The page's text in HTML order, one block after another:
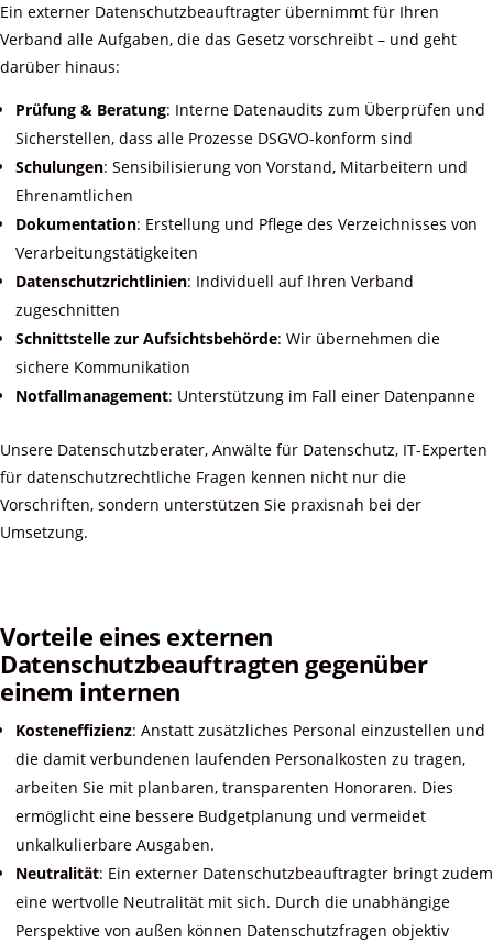
Ein externer Datenschutzbeauftragter übernimmt für Ihren
Verband alle Aufgaben, die das Gesetz vorschreibt – und geht
darüber hinaus:
Prüfung & Beratung: Interne Datenaudits zum Überprüfen und
Sicherstellen, dass alle Prozesse DSGVO-konform sind
Schulungen: Sensibilisierung von Vorstand, Mitarbeitern und
Ehrenamtlichen
Dokumentation: Erstellung und Pflege des Verzeichnisses von
Verarbeitungstätigkeiten
Datenschutzrichtlinien: Individuell auf Ihren Verband
zugeschnitten
Schnittstelle zur Aufsichtsbehörde: Wir übernehmen die
sichere Kommunikation
Notfallmanagement: Unterstützung im Fall einer Datenpanne
Unsere Datenschutzberater, Anwälte für Datenschutz, IT-Experten
für datenschutzrechtliche Fragen kennen nicht nur die
Vorschriften, sondern unterstützen Sie praxisnah bei der
Umsetzung.
Vorteile eines externen
Datenschutzbeauftragten gegenüber
einem internen
Kosteneffizienz: Anstatt zusätzliches Personal einzustellen und
die damit verbundenen laufenden Personalkosten zu tragen,
arbeiten Sie mit planbaren, transparenten Honoraren. Dies
ermöglicht eine bessere Budgetplanung und vermeidet
unkalkulierbare Ausgaben.
Neutralität: Ein externer Datenschutzbeauftragter bringt zudem
eine wertvolle Neutralität mit sich. Durch die unabhängige
Perspektive von außen können Datenschutzfragen objektiv